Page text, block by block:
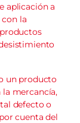
aplicación a
la
un producto
mercancía,
defecto o
cuenta del